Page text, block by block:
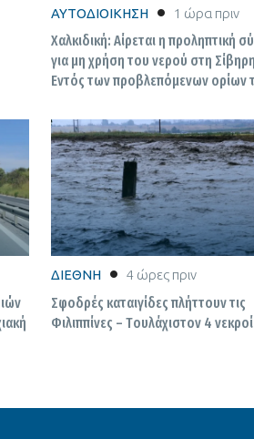
ΑΥΤΟΔΙΟΙΚΗΣΗ 1 ώρα πριν
Χαλκιδική: Αίρεται η προληπτική
για μη χρήση του νερού στη
Εντός των προβλεπόμενων ορίων
ΔΙΕΘΝΗ 4 ώρες πριν
Σφοδρές καταιγίδες πλήττουν τις
Φιλιππίνες – Tουλάχιστον 4 νεκροί